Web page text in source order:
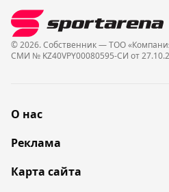
© 2026. Собственник — ТОО
СМИ № KZ40VPY00080595-СИ от
О нас
Реклама
Карта сайта